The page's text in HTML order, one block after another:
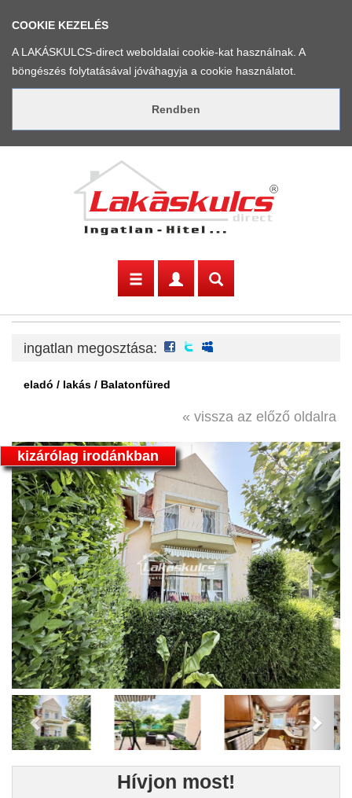
COOKIE KEZELÉS
A LAKÁSKULCS-direct weboldalai cookie-kat használnak. A
böngészés folytatásával jóváhagyja a cookie használatot.
ingatlan megosztása: facebook
twitter
eladó / lakás / Balatonfüred
« vissza az előző oldalra
kizárólag irodánkban
Previous Next
Hívjon most!